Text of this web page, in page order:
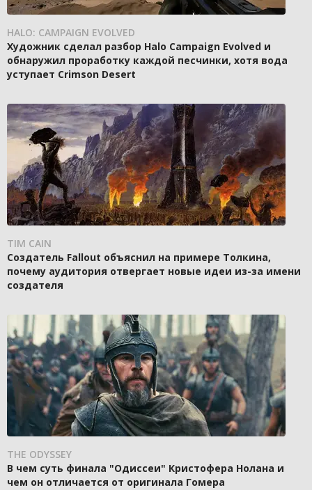
HALO: CAMPAIGN EVOLVED
Художник сделал разбор Halo Campaign Evolved и
обнаружил проработку каждой песчинки, хотя вода
уступает Crimson Desert
TIM CAIN
Создатель Fallout объяснил на примере Толкина,
почему аудитория отвергает новые идеи из-за имени
создателя
THE ODYSSEY
В чем суть финала "Одиссеи" Кристофера Нолана и
чем он отличается от оригинала Гомера